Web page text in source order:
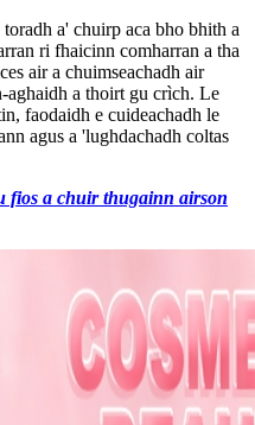
a' chuirp aca bho bhith a
ri fhaicinn comharran a tha
air a chuimseachadh air
aghaidh a thoirt gu crìch. Le
faodaidh e cuideachadh le
agus a 'lughdachadh coltas
fios a chuir thugainn airson